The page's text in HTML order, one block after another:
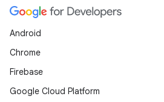
Android
Chrome
Firebase
Google Cloud Platform